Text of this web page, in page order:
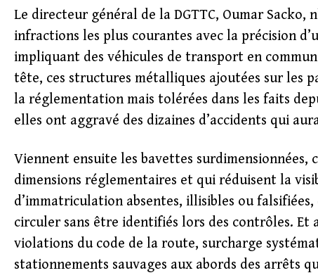
Le directeur général de la DGTTC, Oumar Sacko,
infractions les plus courantes avec la précision
impliquant des véhicules de transport en
tête, ces structures métalliques ajoutées sur les
la réglementation mais tolérées dans les faits
elles ont aggravé des dizaines d’accidents qui
Viennent ensuite les bavettes
dimensions réglementaires et qui réduisent la
d’immatriculation absentes, illisibles ou
circuler sans être identifiés lors des contrôles. Et
violations du code de la route, surcharge
stationnements sauvages aux abords des arrêts